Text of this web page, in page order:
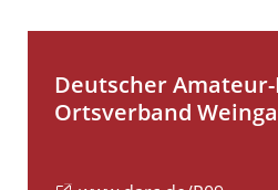
Deutscher Amateur-
Ortsverband